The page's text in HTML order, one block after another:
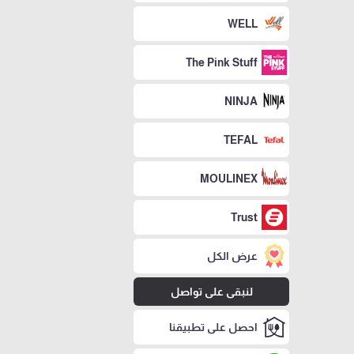
WELL
The Pink Stuff
NINJA
TEFAL
MOULINEX
Trust
عرض الكل
لنبقى على تواصل
احصل على تطبيقنا